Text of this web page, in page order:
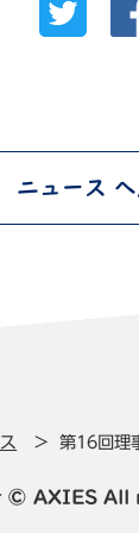
ニュース へ
第16回理
© AXIES All